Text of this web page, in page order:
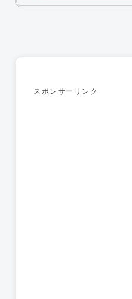
スポンサーリンク